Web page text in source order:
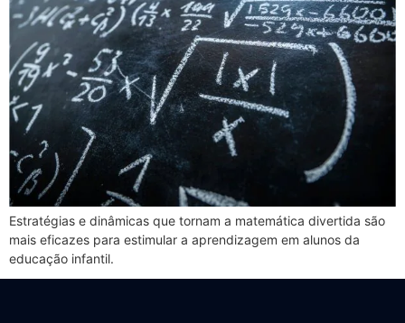
Estratégias e dinâmicas que tornam a matemática divertida são
mais eficazes para estimular a aprendizagem em alunos da
educação infantil.